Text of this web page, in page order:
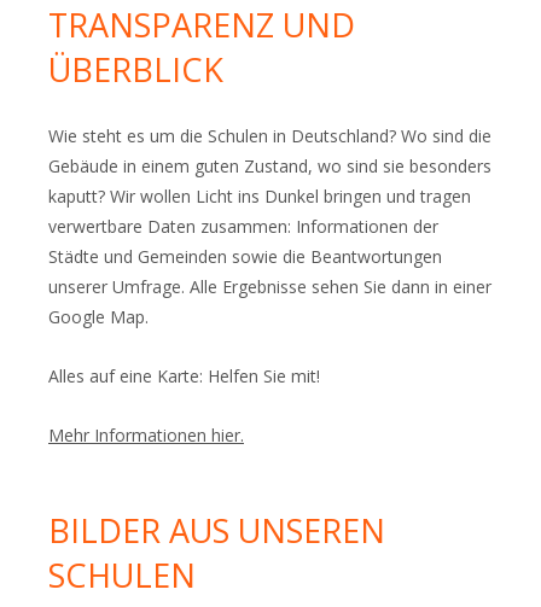
TRANSPARENZ UND
ÜBERBLICK
Wie steht es um die Schulen in Deutschland? Wo sind die
Gebäude in einem guten Zustand, wo sind sie besonders
kaputt? Wir wollen Licht ins Dunkel bringen und tragen
verwertbare Daten zusammen: Informationen der
Städte und Gemeinden sowie die Beantwortungen
unserer Umfrage. Alle Ergebnisse sehen Sie dann in einer
Google Map.
Alles auf eine Karte: Helfen Sie mit!
Mehr Informationen hier.
BILDER AUS UNSEREN
SCHULEN